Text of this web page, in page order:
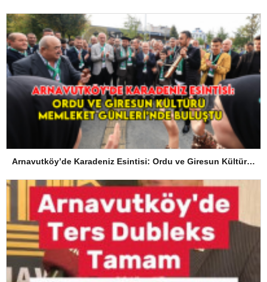
Arnavutköy’de Karadeniz Esintisi: Ordu ve Giresun Kültürü Memleket Günleri’nde Buluştu